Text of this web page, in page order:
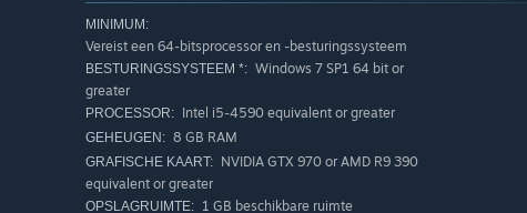
Use your mouse, VR controllers to interact with the
MINIMUM:
Vereist een 64-bitsprocessor en -besturingssysteem
BESTURINGSSYSTEEM *: Windows 7 SP1 64 bit or
greater
PROCESSOR: Intel i5-4590 equivalent or greater
GEHEUGEN: 8 GB RAM
GRAFISCHE KAART: NVIDIA GTX 970 or AMD R9 390
equivalent or greater
OPSLAGRUIMTE: 1 GB beschikbare ruimte